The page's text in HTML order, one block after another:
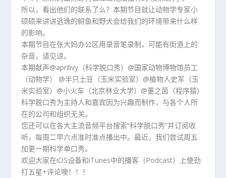
所以，看出他们的联系了么？本期节目就让动物学专家小
硕硕来讲讲逃逸的鲟鱼和野犬会给我们的环境带来什么样
的影响。
本期节目在张大妈办公区用录音笔录制，可能有街道上的
杂音，请见谅。
本期献声@aprilivy（科学脱口秀）@国家动物博物馆员工
（动物学） @半只土豆（玉米实验室）@植物人史军（玉
米实验室）@小火车（北京林业大学）@董之茵（程序猿）
科学脱口秀为主持人和嘉宾因为兴趣而制作，与各个人所
在的公司和组织无关。
您还可以在各大主流音频平台搜索“科学脱口秀”并订阅收
听，每周二早六点准时准点播出中。最近，我们尝试周五
加更一期科学单口秀。
欢迎大家在iOS设备和iTunes中的播客（Podcast）上使劲
打五星+评论噢！！！